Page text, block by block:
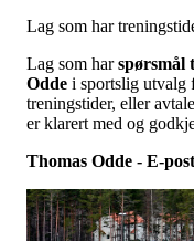
Lag som har
Lag som harspørsmål
Odde i sportslig utvalg
treningstider, eller
er klarert med og
Thomas Odde - E-post